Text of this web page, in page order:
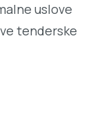
uslove
tenderske